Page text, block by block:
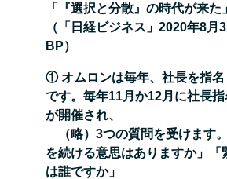
「『選択と分散』の時代が来た
（「日経ビジネス」2020年8
BP）
① オムロンは毎年、社長を指名
です。毎年11月か12月に社長
が開催され、
（略）3つの質問を受けます
を続ける意思はありますか」「
は誰ですか」